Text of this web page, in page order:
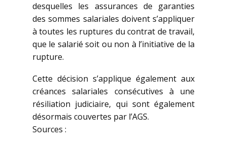
desquelles les assurances de garanties
des sommes salariales doivent s’appliquer
à toutes les ruptures du contrat de travail,
que le salarié soit ou non à l’initiative de la
rupture.
Cette décision s’applique également aux
créances salariales consécutives à une
résiliation judiciaire, qui sont également
désormais couvertes par l’AGS.
Sources :